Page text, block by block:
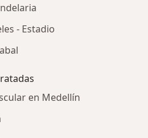
- Estadio
en Medellín